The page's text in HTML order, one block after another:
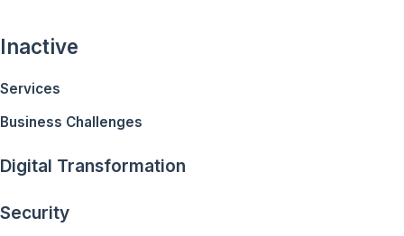
Inactive
Services
Business Challenges
Digital Transformation
Security